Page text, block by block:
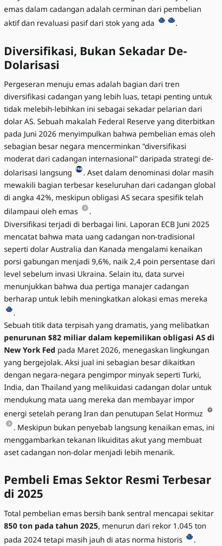
emas dalam cadangan adalah cerminan dari pembelian
aktif dan revaluasi pasif dari stok yang ada
.
Diversifikasi, Bukan Sekadar De-
Dolarisasi
Pergeseran menuju emas adalah bagian dari tren
diversifikasi cadangan yang lebih luas, tetapi penting untuk
tidak melebih-lebihkan ini sebagai sekadar pelarian dari
dolar AS. Sebuah makalah Federal Reserve yang diterbitkan
pada Juni 2026 menyimpulkan bahwa pembelian emas oleh
sebagian besar negara mencerminkan "diversifikasi
moderat dari cadangan internasional" daripada strategi de-
dolarisasi langsung
. Aset dalam denominasi dolar masih
mewakili bagian terbesar keseluruhan dari cadangan global
di angka 42%, meskipun obligasi AS secara spesifik telah
dilampaui oleh emas
.
Diversifikasi terjadi di berbagai lini. Laporan ECB Juni 2025
mencatat bahwa mata uang cadangan non-tradisional
seperti dolar Australia dan Kanada mengalami kenaikan
porsi gabungan menjadi 9,6%, naik 2,4 poin persentase dari
level sebelum invasi Ukraina. Selain itu, data survei
menunjukkan bahwa dua pertiga manajer cadangan
berharap untuk lebih meningkatkan alokasi emas mereka
.
Sebuah titik data terpisah yang dramatis, yang melibatkan
penurunan $82 miliar dalam kepemilikan obligasi AS di
New York Fed pada Maret 2026, menegaskan lingkungan
yang bergejolak. Aksi jual ini sebagian besar dikaitkan
dengan negara-negara pengimpor minyak seperti Turki,
India, dan Thailand yang melikuidasi cadangan dolar untuk
mendukung mata uang mereka dan membayar impor
energi setelah perang Iran dan penutupan Selat Hormuz
. Meskipun bukan penyebab langsung kenaikan emas, ini
menggambarkan tekanan likuiditas akut yang membuat
aset cadangan non-dolar menjadi lebih menarik.
Pembeli Emas Sektor Resmi Terbesar
di 2025
Total pembelian emas bersih bank sentral mencapai sekitar
850 ton pada tahun 2025, menurun dari rekor 1.045 ton
pada 2024 tetapi masih jauh di atas norma historis
.